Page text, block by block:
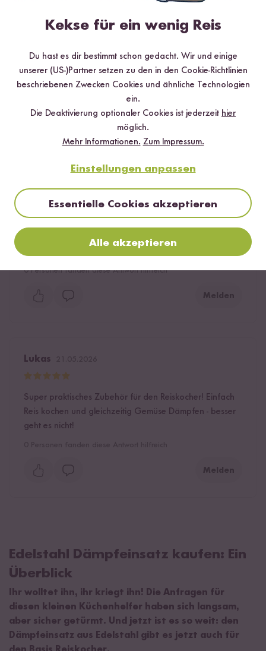
So gut, dass es den jetzt für den Basis Reiskocher gibt
1 Person fand diese Antwort hilfreich
Küche geschafft hat und nun fester Bestandteil meines
ganze Gerichte in einem Rutsch zuzubereiten. Wirklich
0Personen fanden diese Antwort hilfreich
Melden
Lukas
Super praktisches Zubehör für den Reiskocher! Einfach
Reis kochen und gleichzeitig Gemüse Dämpfen - besser
geht es nicht!
Melden
Edelstahl Dämpfeinsatz kaufen: Ein
Überblick
Ihr wolltet ihn, ihr kriegt ihn! Die Anfragen für
diesen kleinen Küchenhelfer haben sich langsam,
aber sicher getürmt. Und jetzt ist es so weit: den
Dämpfeinsatz aus Edelstahl gibt es jetzt auch für
Kekse für ein wenig Reis
Du hast es dir bestimmt schon gedacht. Wir und einige
unserer (US-)Partner setzen zu den in den Cookie-Richtlinien
beschriebenen Zwecken Cookies und ähnliche Technologien
ein.
Die Deaktivierung optionaler Cookies ist jederzeit hier
möglich.
Mehr Informationen. Zum Impressum.
Einstellungen anpassen
Essentielle Cookies akzeptieren
Alle akzeptieren